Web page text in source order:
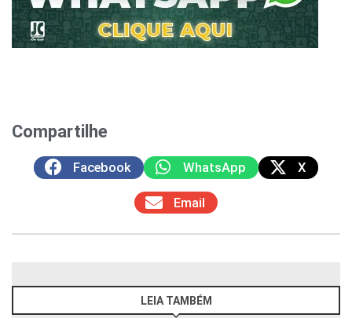
Compartilhe
Facebook WhatsApp X
Email
LEIA TAMBÉM